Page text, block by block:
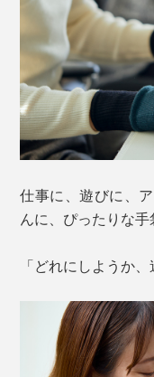
仕事に、遊びに、
んに、ぴったりな手
「どれにしようか